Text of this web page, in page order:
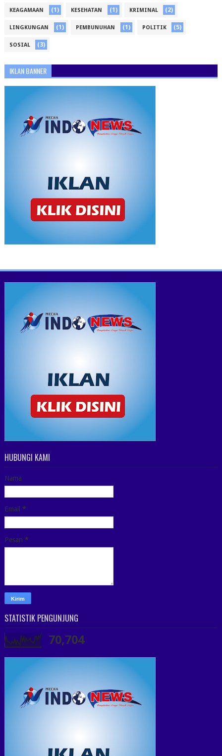
KEAGAMAAN (1) KESEHATAN (1) KRIMINAL (2)
LINGKUNGAN (1) PEMBUNUHAN (1) POLITIK (5)
SOSIAL (3)
IKLAN BANNER
HUBUNGI KAMI
Nama
Email *
Pesan *
STATISTIK PENGUNJUNG
70,704